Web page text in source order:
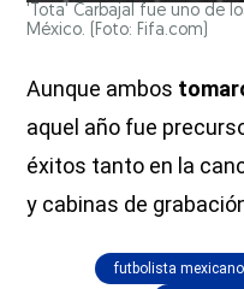
'Tota' Carbajal fue uno de
México. (Foto: Fifa.com)
Aunque ambos
aquel año fue
éxitos tanto en la
y cabinas de
futbolista mexicano